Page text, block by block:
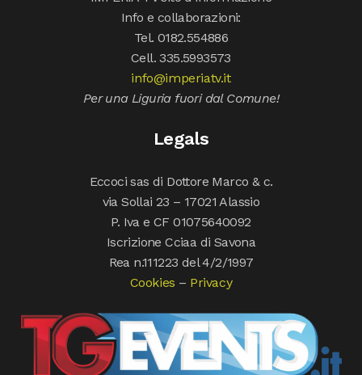
Info e collaborazioni:
Tel. 0182.554886
Cell. 335.5993573
info@imperiatv.it
Per una Liguria fuori dal Comune!
Legals
Eccoci sas di Dottore Marco & c.
via Sollai 23 – 17021 Alassio
P. Iva e CF 01075640092
Iscrizione Cciaa di Savona
Rea n.111223 del 4/2/1997
Cookies – Privacy